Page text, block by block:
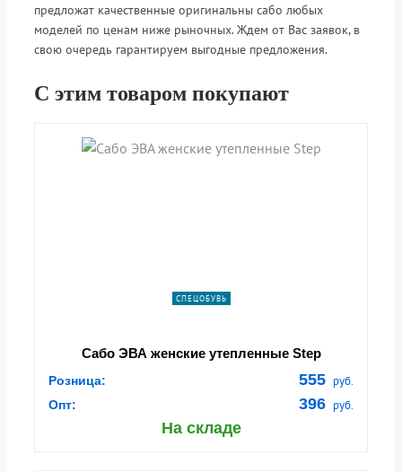
предложат качественные оригинальны сабо любых
моделей по ценам ниже рыночных. Ждем от Вас заявок, в
свою очередь гарантируем выгодные предложения.
С этим товаром покупают
shopping_cart В КОРЗИНУ
ПОДРОБНЕЕ
СПЕЦОБУВЬ
Сабо ЭВА женские утепленные Step
Розница: 555 руб.
Опт: 396 руб.
На складе
shopping_cart В КОРЗИНУ
ПОДРОБНЕЕ
shopping_cart В КОРЗИНУ
ПОДРОБНЕЕ